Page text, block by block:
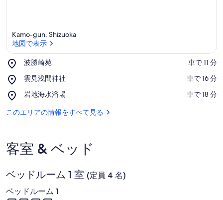
（4
名
利
用）
リ
ン
代
無
料・
Kamo-gun, Shizuoka
地図で表示
波勝崎苑
Place,
勝
崎
苑
‪車で 11 分‬
雲見浅間神社
Place,
見
間
‪車で 16 分‬
岩地海水浴場
Place,
地
場
‪車で 18 分‬
このエリアの情報をすべて見る
客室 & ベッド
ベッドルーム 1 室 (定員 4 名)
ベッドルーム 1